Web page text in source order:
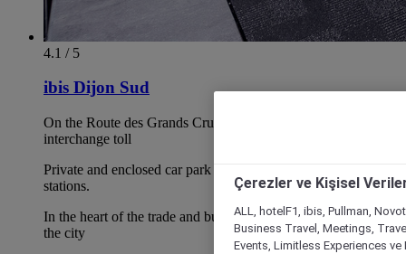
4.1 / 5
ibis Dijon Sud
On the Route des Grands Crus, 5 mins from Dijon south A31
interchange toll
Private and enclosed car park with all-vehicle charging
stations.
In the heart of the trade and business zone on the south side of
the city
Çerezler ve Kişisel
ALL, hotelF1, ibis, Pullman,
Business Travel, Meetings,
Events, Limitless Experiences